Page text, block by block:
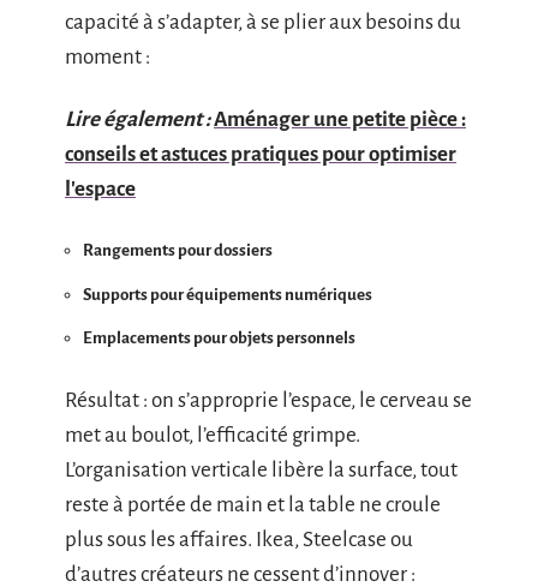
capacité à s’adapter, à se plier aux besoins du
moment :
Lire également :Aménager une petite pièce :
conseils et astuces pratiques pour optimiser
l'espace
Rangements pour dossiers
Supports pour équipements numériques
Emplacements pour objets personnels
Résultat : on s’approprie l’espace, le cerveau se
met au boulot, l’efficacité grimpe.
L’organisation verticale libère la surface, tout
reste à portée de main et la table ne croule
plus sous les affaires. Ikea, Steelcase ou
d’autres créateurs ne cessent d’innover :